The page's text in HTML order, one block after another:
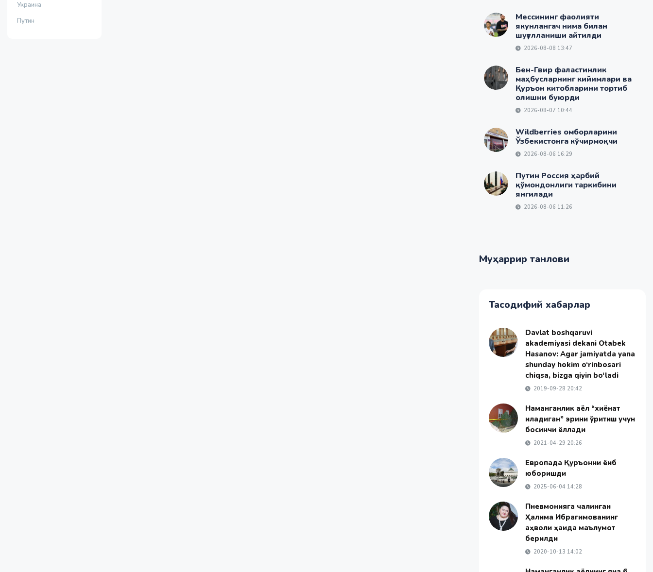
Украина
Путин
Мессининг фаолияти
якунлангач нима билан
шуғулланиши айтилди
2026-08-08 13:47
Бен-Гвир фаластинлик
маҳбусларнинг кийимлари ва
Қуръон китобларини тортиб
олишни буюрди
2026-08-07 10:44
Wildberries омборларини
Ўзбекистонга кўчирмоқчи
2026-08-06 16:29
Путин Россия ҳарбий
қўмондонлиги таркибини
янгилади
2026-08-06 11:26
Муҳаррир танлови
Тасодифий хабарлар
Davlat boshqaruvi
akademiyasi dekani Otabek
Hasanov: Agar jamiyatda yana
shunday hokim o‘rinbosari
chiqsa, bizga qiyin bo‘ladi
2019-09-28 20:42
Наманганлик аёл “хиёнат
қиладиган” эрини қўрқитиш учун
босқинчи ёллади
2021-04-29 20:26
Европада Қуръонни ёқиб
юборишди
2025-06-04 14:28
Пневмонияга чалинган
Ҳалима Ибрагимованинг
аҳволи ҳақида маълумот
берилди
2020-10-13 14:02